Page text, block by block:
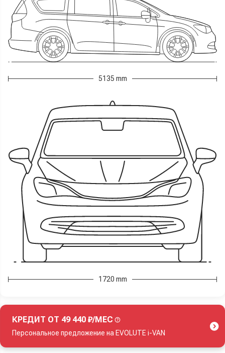
5135 mm
1720 mm
КРЕДИТ ОТ 49 440 ₽/МЕС
Персональное предложение на EVOLUTE i-VAN